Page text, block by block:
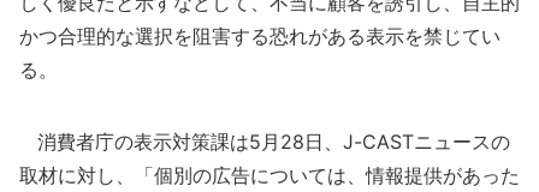
かつ合理的な選択を阻害する恐れがある表示を禁じてい
る。
消費者庁の表示対策課は5月28日、J-CASTニュースの
取材に対し、「個別の広告については、情報提供があった